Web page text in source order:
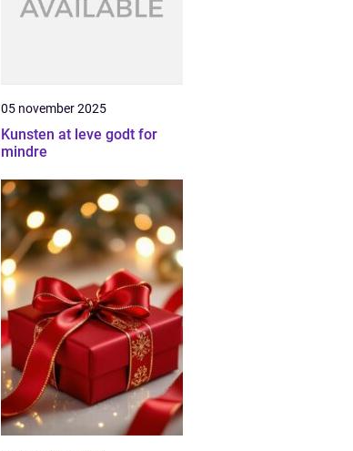
05 november 2025
Kunsten at leve godt for
mindre